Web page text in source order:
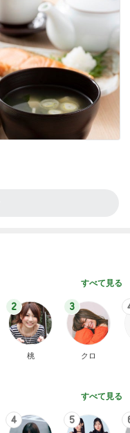
すべて見る
2
桃
3
クロ
すべて見る
4 5